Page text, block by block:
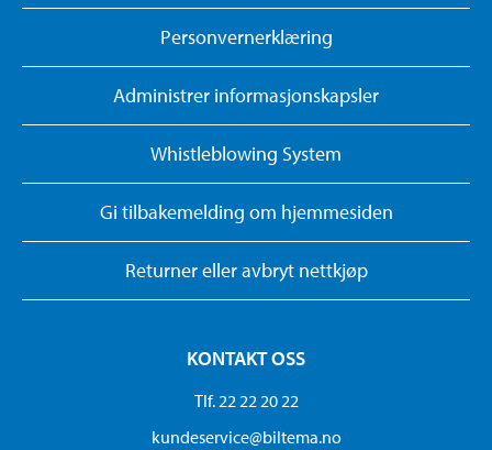
Personvernerklæring
Administrer informasjonskapsler
Whistleblowing System
Gi tilbakemelding om hjemmesiden
Returner eller avbryt nettkjøp
KONTAKT OSS
Tlf. 22 22 20 22
kundeservice@biltema.no